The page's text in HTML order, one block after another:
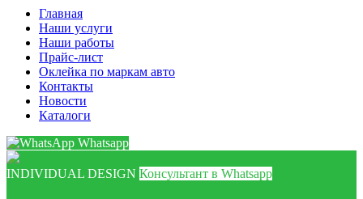
Главная
Наши услуги
Наши работы
Прайс-лист
Оклейка по маркам авто
Контакты
Новости
Каталоги
Whatsapp
INDIVIDUAL DESIGN Консультант в Whatsapp